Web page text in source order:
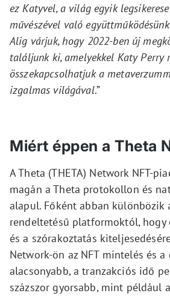
ez Katyvel, a világ egyik
művészével való
Alig várjuk, hogy 2022-ben új
találjunk ki, amelyekkel Katy Perry
összekapcsolhatjuk a
izgalmas világával.”
Miért éppen a Theta
A Theta (THETA) Network NFT-
magán a Theta protokollon és
alapul. Főként abban különbözik
rendeltetésű platformoktól, hogy
és a szórakoztatás
Network-ön az NFT mintelés és
alacsonyabb, a tranzakciós idő
százszor gyorsabb, mint például